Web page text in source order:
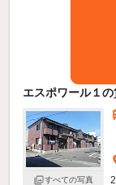
エスポワール１
すべての写真